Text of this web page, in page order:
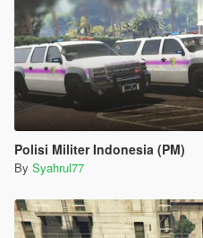
Polisi Militer Indonesia (PM)
By Syahrul77